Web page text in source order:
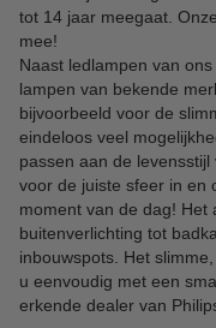
tot 14 jaar meegaat.
mee!
Naast ledlampen van
lampen van bekende
bijvoorbeeld voor de
eindeloos veel
passen aan de levensstijl
voor de juiste sfeer in en
moment van de dag! Het
buitenverlichting tot
inbouwspots. Het
u eenvoudig met een
erkende dealer van